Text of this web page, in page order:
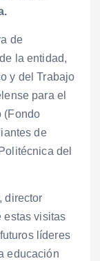
de
la entidad,
y del Trabajo
para el
(Fondo
de
del
director
estas visitas
líderes
educación